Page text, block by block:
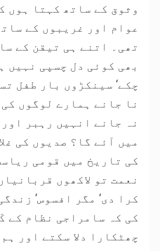
وثوق کے ساتھ کہتا ہوں
عوام اور غریبوں کے
تھی۔ اتنے ہی تیقن کے
بھی کوئی دل چسپی نہیں
چکے‘ سینکڑوں بار طفل
نا جانے ہمارے لوگوں
نہ جانے انہیں رہبر
میں آئے گا؟ صدیوں کی
کی تاریخ میں قومی
نعمت تو لاکھوں
کرا دی‘ مگر افسوس‘
کی کہ سامراجی نظام کے
چھٹکارا دلا سکتے اور